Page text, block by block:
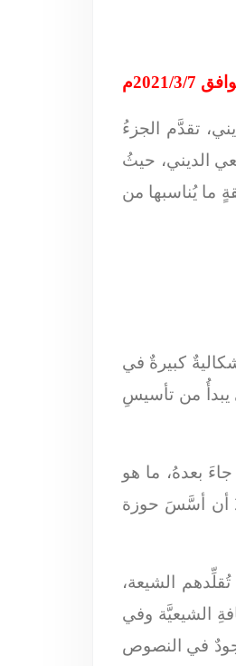
تقدَّم الجزءُ
الديني، حيثُ
ما يُناسبها من
كبيرةٌ في
يبدأُ من تأسيسِ
بعدهُ، ما هو
أن أسَّسَ حوزة
الشيعة،
الشيعيَّة وفي
في النصوص